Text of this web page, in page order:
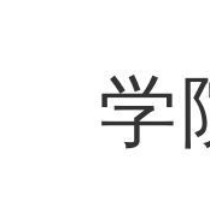
学